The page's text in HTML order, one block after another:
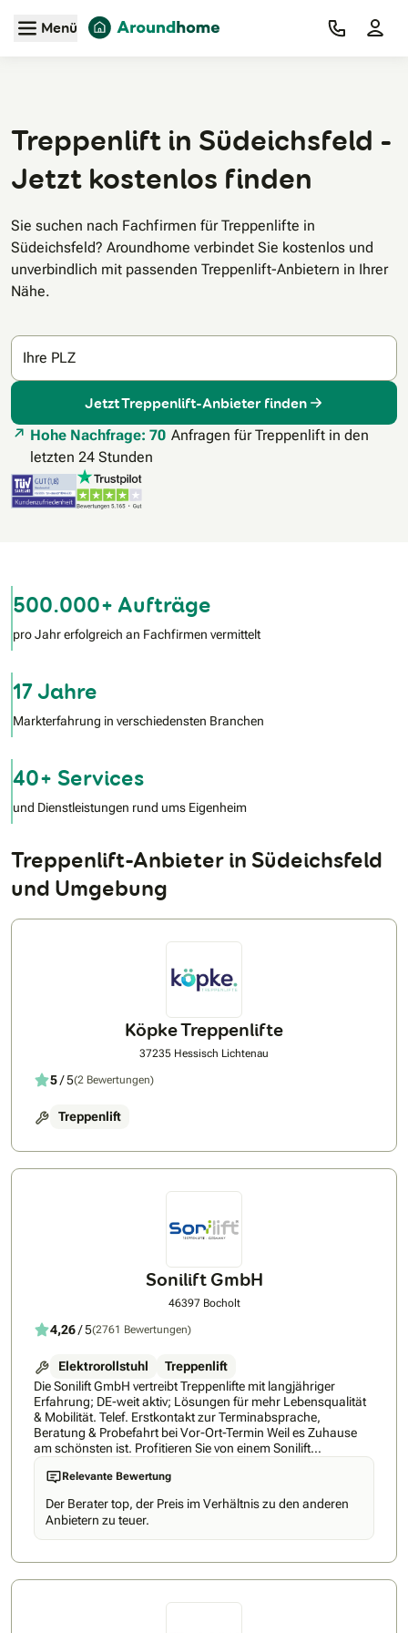
Zum Hauptinhalt
Menü
Treppenlift in Südeichsfeld -
Jetzt kostenlos finden
Sie suchen nach Fachfirmen für Treppenlifte in
Südeichsfeld? Aroundhome verbindet Sie kostenlos und
unverbindlich mit passenden Treppenlift-Anbietern in Ihrer
Nähe.
Ihre PLZ
Jetzt Treppenlift-Anbieter finden
Hohe Nachfrage: 70 Anfragen für Treppenlift in den
letzten 24 Stunden
500.000+ Aufträge
pro Jahr erfolgreich an Fachfirmen vermittelt
17 Jahre
Markterfahrung in verschiedensten Branchen
40+ Services
und Dienstleistungen rund ums Eigenheim
Treppenlift-Anbieter in Südeichsfeld
und Umgebung
Köpke Treppenlifte
37235 Hessisch Lichtenau
5/ 5(2 Bewertungen)
Treppenlift
Sonilift GmbH
46397 Bocholt
4,26/ 5(2761 Bewertungen)
Elektrorollstuhl
Treppenlift
Die Sonilift GmbH vertreibt Treppenlifte mit langjähriger
Erfahrung; DE-weit aktiv; Lösungen für mehr Lebensqualität
& Mobilität. Telef. Erstkontakt zur Terminabsprache,
Beratung & Probefahrt bei Vor-Ort-Termin Weil es Zuhause
am schönsten ist. Profitieren Sie von einem Sonilift
Treppenlift, damit auch Ihr Zuhause Ihr Zuhause bleibt.
Exzellenter Service & umfassende Beratung - Ihr Partner für
Ihren Treppenlift - alles aus einer Hand! Auch nach
langjähriger Erfahrung im Mobilitätsbereich möchten wir
unseren Service stetig für Sie weiterentwickeln und
verbessern. Bei allem, was wir tun, stehen Sie als Nutzer
zu leben. Diese Veränderung nennt sich einfach: Treppenlift.
Relevante Bewertung
Der Berater top, der Preis im Verhältnis zu den anderen
Anbietern zu teuer.